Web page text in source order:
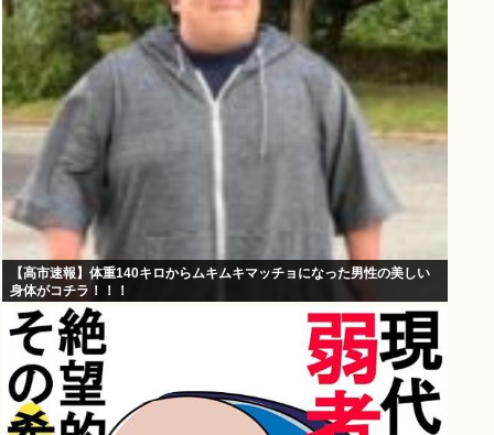
【高市速報】体重140キロからムキムキマッチョになった男性の美しい
身体がコチラ！！！